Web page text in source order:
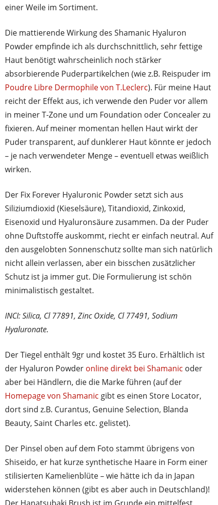
einer Weile im Sortiment.
Die mattierende Wirkung des Shamanic Hyaluron
Powder empfinde ich als durchschnittlich, sehr fettige
Haut benötigt wahrscheinlich noch stärker
absorbierende Puderpartikelchen (wie z.B. Reispuder im
Poudre Libre Dermophile von T.Leclerc). Für meine Haut
reicht der Effekt aus, ich verwende den Puder vor allem
in meiner T-Zone und um Foundation oder Concealer zu
fixieren. Auf meiner momentan hellen Haut wirkt der
Puder transparent, auf dunklerer Haut könnte er jedoch
– je nach verwendeter Menge – eventuell etwas weißlich
wirken.
Der Fix Forever Hyaluronic Powder setzt sich aus
Siliziumdioxid (Kieselsäure), Titandioxid, Zinkoxid,
Eisenoxid und Hyaluronsäure zusammen. Da der Puder
ohne Duftstoffe auskommt, riecht er einfach neutral. Auf
den ausgelobten Sonnenschutz sollte man sich natürlich
nicht allein verlassen, aber ein bisschen zusätzlicher
Schutz ist ja immer gut. Die Formulierung ist schön
minimalistisch gestaltet.
INCI: Silica, Cl 77891, Zinc Oxide, Cl 77491, Sodium
Hyaluronate.
Der Tiegel enthält 9gr und kostet 35 Euro. Erhältlich ist
der Hyaluron Powder online direkt bei Shamanic oder
aber bei Händlern, die die Marke führen (auf der
Homepage von Shamanic gibt es einen Store Locator,
dort sind z.B. Curantus, Genuine Selection, Blanda
Beauty, Saint Charles etc. gelistet).
Der Pinsel oben auf dem Foto stammt übrigens von
Shiseido, er hat kurze synthetische Haare in Form einer
stilisierten Kamelienblüte – wie hätte ich da in Japan
widerstehen können (gibt es aber auch in Deutschland)!